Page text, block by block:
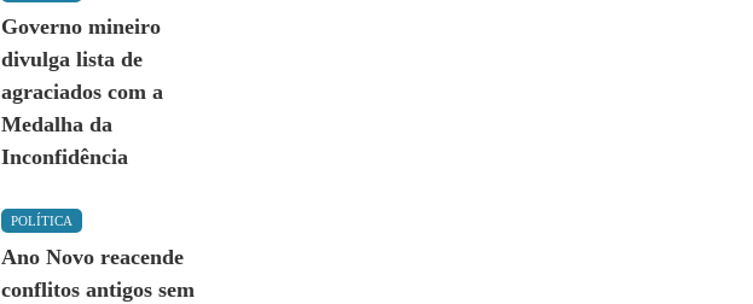
Governo mineiro
divulga lista de
agraciados com a
Medalha da
Inconfidência
POLÍTICA
Ano Novo reacende
conflitos antigos sem